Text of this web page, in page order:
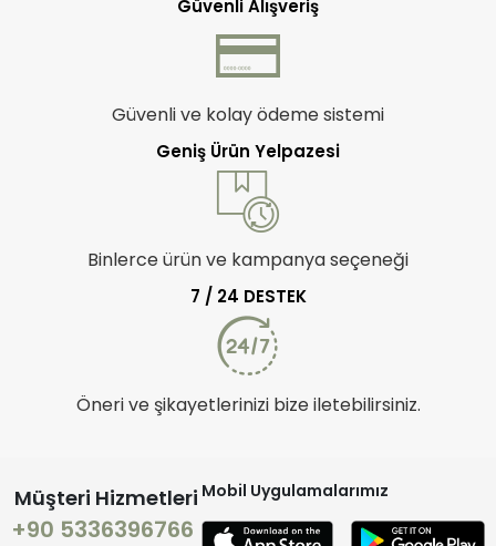
Güvenli Alışveriş
Güvenli ve kolay ödeme sistemi
Geniş Ürün Yelpazesi
Binlerce ürün ve kampanya seçeneği
7 / 24 DESTEK
Öneri ve şikayetlerinizi bize iletebilirsiniz.
Müşteri Hizmetleri
+90 5336396766
Mobil Uygulamalarımız